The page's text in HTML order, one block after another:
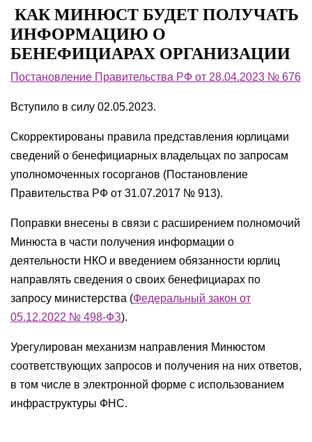
КАК МИНЮСТ БУДЕТ ПОЛУЧАТЬ
ИНФОРМАЦИЮ О
БЕНЕФИЦИАРАХ ОРГАНИЗАЦИИ
Постановление Правительства РФ от 28.04.2023 № 676
Вступило в силу 02.05.2023.
Скорректированы правила представления юрлицами
сведений о бенефициарных владельцах по запросам
уполномоченных госорганов (Постановление
Правительства РФ от 31.07.2017 № 913).
Поправки внесены в связи с расширением полномочий
Минюста в части получения информации о
деятельности НКО и введением обязанности юрлиц
направлять сведения о своих бенефициарах по
запросу министерства (Федеральный закон от
05.12.2022 № 498-ФЗ).
Урегулирован механизм направления Минюстом
соответствующих запросов и получения на них ответов,
в том числе в электронной форме с использованием
инфраструктуры ФНС.